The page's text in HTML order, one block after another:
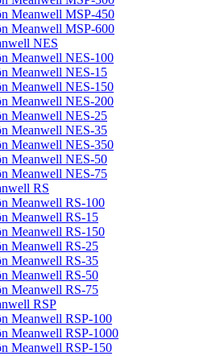
Meanwell MSP-450
Meanwell MSP-600
NES
Meanwell NES-100
Meanwell NES-15
Meanwell NES-150
Meanwell NES-200
Meanwell NES-25
Meanwell NES-35
Meanwell NES-350
Meanwell NES-50
Meanwell NES-75
RS
Meanwell RS-100
Meanwell RS-15
Meanwell RS-150
Meanwell RS-25
Meanwell RS-35
Meanwell RS-50
Meanwell RS-75
RSP
Meanwell RSP-100
Meanwell RSP-1000
Meanwell RSP-150